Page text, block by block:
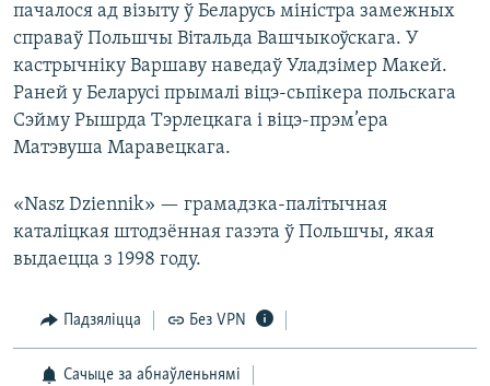
пачалося ад візыту ў Беларусь міністра замежных
справаў Польшчы Вітальда Вашчыкоўскага. У
кастрычніку Варшаву наведаў Уладзімер Макей.
Раней у Беларусі прымалі віцэ-сьпікера польскага
Сэйму Рышрда Тэрлецкага і віцэ-прэм’ера
Матэвуша Маравецкага.
«Nasz Dziennik» — грамадзка-палітычная
каталіцкая штодзённая газэта ў Польшчы, якая
выдаецца з 1998 году.
Падзяліцца Без VPN
Сачыце за абнаўленьнямі